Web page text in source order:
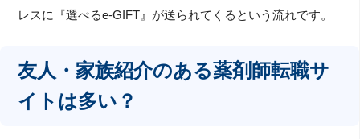
レスに『選べるe-GIFT』が送られてくるという流れです。
友人・家族紹介のある薬剤師転職サ
イトは多い？